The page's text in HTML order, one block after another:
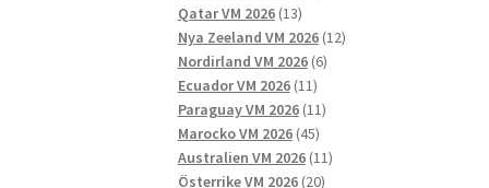
Qatar VM 2026 1313
produkter
Nya Zeeland VM 2026 1212
Nordirland VM 2026 66
Ecuador VM 2026 1111
produkter
Paraguay VM 2026 1111
Marocko VM 2026 4545
produkter
Australien VM 2026 1111
Österrike VM 2026 2020